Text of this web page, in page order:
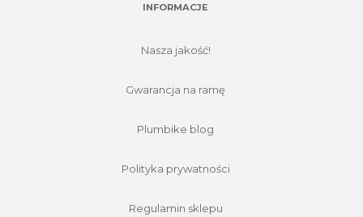
INFORMACJE
Nasza jakość!
Gwarancja na ramę
Plumbike blog
Polityka prywatności
Regulamin sklepu